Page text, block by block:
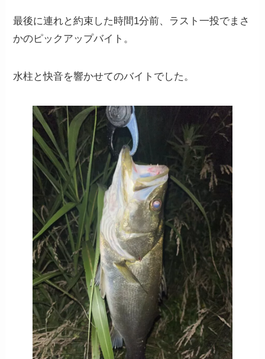
最後に連れと約束した時間1分前、ラスト一投でまさ
かのピックアップバイト。
水柱と快音を響かせてのバイトでした。